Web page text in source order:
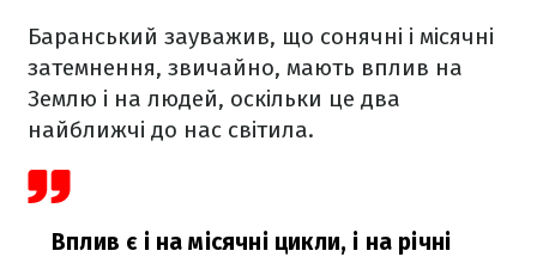
Баранський зауважив, що сонячні і місячні
затемнення, звичайно, мають вплив на
Землю і на людей, оскільки це два
найближчі до нас світила.
Вплив є і на місячні цикли, і на річні